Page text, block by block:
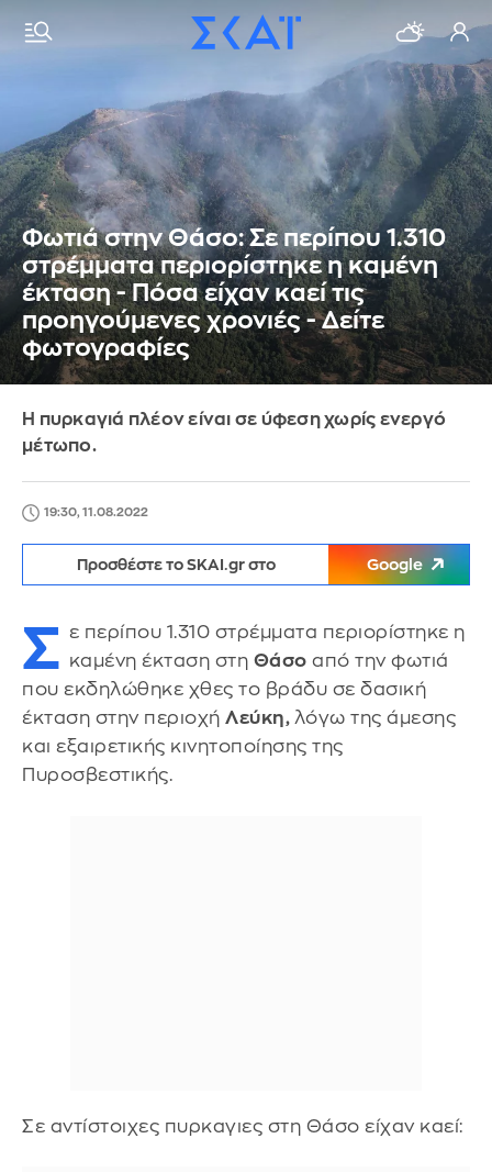
Φωτιά στην Θάσο: Σε περίπου 1.310
στρέμματα περιορίστηκε η καμένη
έκταση - Πόσα είχαν καεί τις
προηγούμενες χρονιές - Δείτε
φωτογραφίες
Η πυρκαγιά πλέον είναι σε ύφεση χωρίς ενεργό
μέτωπο.
19:30, 11.08.2022
Προσθέστε το SKAI.gr στο Google
Σ ε περίπου 1.310 στρέμματα περιορίστηκε η
καμένη έκταση στη Θάσο από την φωτιά
που εκδηλώθηκε χθες το βράδυ σε δασική
έκταση στην περιοχή Λεύκη, λόγω της άμεσης
και εξαιρετικής κινητοποίησης της
Πυροσβεστικής.
Σε αντίστοιχες πυρκαγιες στη Θάσο είχαν καεί: